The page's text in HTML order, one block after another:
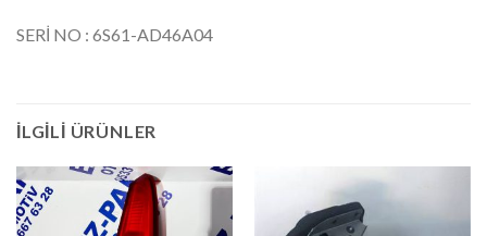
SERİ NO : 6S61-AD46A04
İLGILI ÜRÜNLER